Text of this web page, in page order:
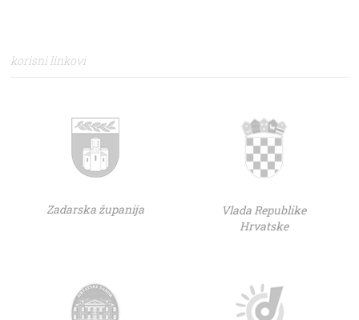
korisni linkovi
Zadarska županija
Vlada Republike
Hrvatske